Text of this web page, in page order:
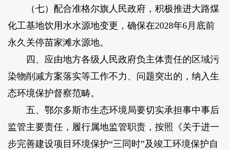
（七）配合准格尔旗人民政府，积极推进大路煤
化工基地饮用水水源地变更，确保在2028年6月底前
永久关停苗家滩水源地。
四、应由地方各级人民政府负主体责任的区域污
染物削减方案落实等工作不力、问题突出的，纳入生
态环境保护督察范畴。
五、鄂尔多斯市生态环境局要切实承担事中事后
监管主要责任，履行属地监管职责，按照《关于进一
步完善建设项目环境保护“三同时”及竣工环境保护自